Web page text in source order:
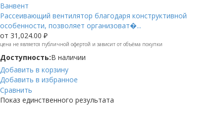
Ванвент
Рассеивающий вентилятор благодаря конструктивной
особенности, позволяет организоват�...
от 31,024.00 ₽
цена не является публичной офертой и зависит от объёма покупки
Доступность:В наличии
Добавить в корзину
Добавить в избранное
Сравнить
Показ единственного результата